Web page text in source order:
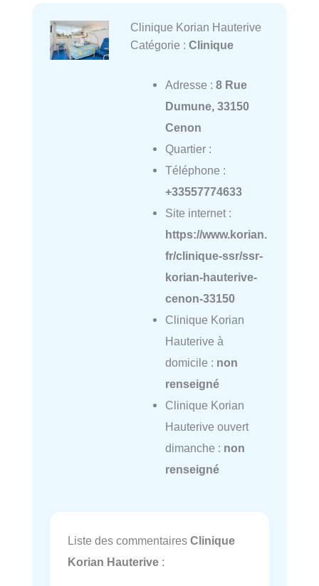
Clinique Korian Hauterive
Catégorie : Clinique
Adresse : 8 Rue
Dumune, 33150
Cenon
Quartier :
Téléphone :
+33557774633
Site internet :
https://www.korian.
fr/clinique-ssr/ssr-
korian-hauterive-
cenon-33150
Clinique Korian
Hauterive à
domicile : non
renseigné
Clinique Korian
Hauterive ouvert
dimanche : non
renseigné
Liste des commentaires Clinique
Korian Hauterive :